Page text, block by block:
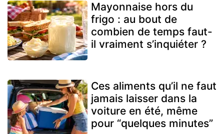
Mayonnaise hors du
frigo : au bout de
combien de temps faut-
il vraiment s’inquiéter ?
Ces aliments qu’il ne faut
jamais laisser dans la
voiture en été, même
pour “quelques minutes”